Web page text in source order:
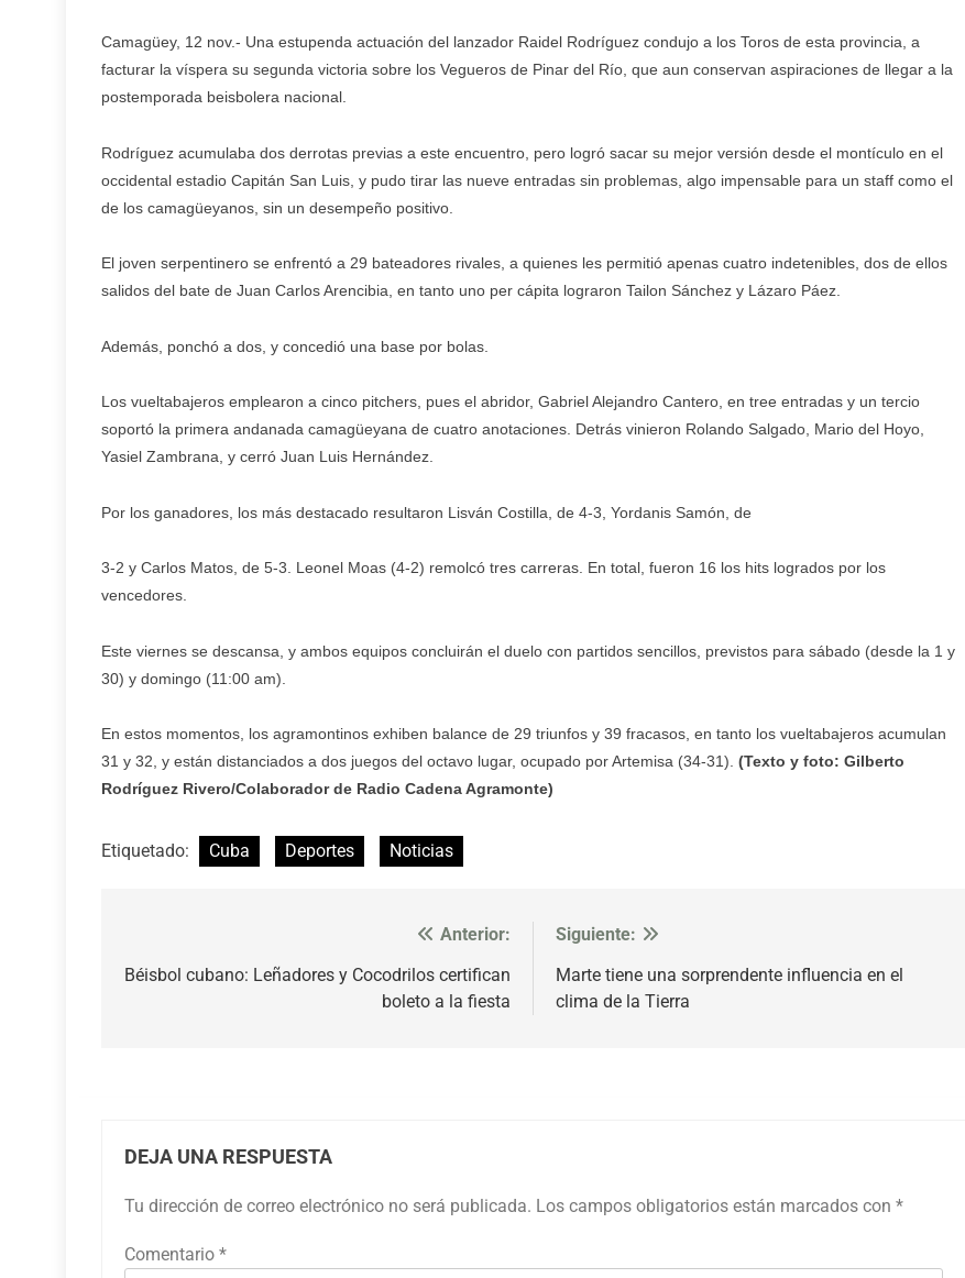
Camagüey, 12 nov.- Una estupenda actuación del lanzador Raidel Rodríguez condujo a los Toros de esta provincia, a
facturar la víspera su segunda victoria sobre los Vegueros de Pinar del Río, que aun conservan aspiraciones de llegar a la
postemporada beisbolera nacional.
Rodríguez acumulaba dos derrotas previas a este encuentro, pero logró sacar su mejor versión desde el montículo en el
occidental estadio Capitán San Luis, y pudo tirar las nueve entradas sin problemas, algo impensable para un staff como el
de los camagüeyanos, sin un desempeño positivo.
El joven serpentinero se enfrentó a 29 bateadores rivales, a quienes les permitió apenas cuatro indetenibles, dos de ellos
salidos del bate de Juan Carlos Arencibia, en tanto uno per cápita lograron Tailon Sánchez y Lázaro Páez.
Además, ponchó a dos, y concedió una base por bolas.
Los vueltabajeros emplearon a cinco pitchers, pues el abridor, Gabriel Alejandro Cantero, en tree entradas y un tercio
soportó la primera andanada camagüeyana de cuatro anotaciones. Detrás vinieron Rolando Salgado, Mario del Hoyo,
Yasiel Zambrana, y cerró Juan Luis Hernández.
Por los ganadores, los más destacado resultaron Lisván Costilla, de 4-3, Yordanis Samón, de
3-2 y Carlos Matos, de 5-3. Leonel Moas (4-2) remolcó tres carreras. En total, fueron 16 los hits logrados por los
vencedores.
Este viernes se descansa, y ambos equipos concluirán el duelo con partidos sencillos, previstos para sábado (desde la 1 y
30) y domingo (11:00 am).
En estos momentos, los agramontinos exhiben balance de 29 triunfos y 39 fracasos, en tanto los vueltabajeros acumulan
31 y 32, y están distanciados a dos juegos del octavo lugar, ocupado por Artemisa (34-31). (Texto y foto: Gilberto
Rodríguez Rivero/Colaborador de Radio Cadena Agramonte)
Etiquetado: Cuba Deportes Noticias
de
Anterior:
Béisbol cubano: Leñadores y Cocodrilos certifican
boleto a la fiesta
Siguiente:
Marte tiene una sorprendente influencia en el
clima de la Tierra
DEJA UNA RESPUESTA
Tu dirección de correo electrónico no será publicada. Los campos obligatorios están marcados con *
Comentario *